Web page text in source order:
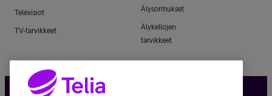
Televisiot
TV-tarvikkeet
Älysormukset
Älykellojen
tarvikkeet